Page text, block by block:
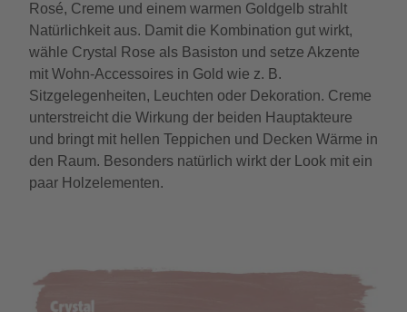
Rosé, Creme und einem warmen Goldgelb strahlt
Natürlichkeit aus. Damit die Kombination gut wirkt,
wähle Crystal Rose als Basiston und setze Akzente
mit Wohn-Accessoires in Gold wie z. B.
Sitzgelegenheiten, Leuchten oder Dekoration. Creme
unterstreicht die Wirkung der beiden Hauptakteure
und bringt mit hellen Teppichen und Decken Wärme in
den Raum. Besonders natürlich wirkt der Look mit ein
paar Holzelementen.